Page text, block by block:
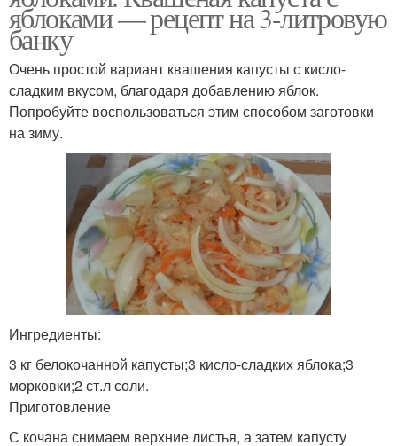
яблоками — рецепт на 3-литровую
банку
Очень простой вариант квашения капусты с кисло-
сладким вкусом, благодаря добавлению яблок.
Попробуйте воспользоваться этим способом заготовки
на зиму.
Ингредиенты:
3 кг белокочанной капусты;3 кисло-сладких яблока;3
морковки;2 ст.л соли.
Приготовление
С кочана снимаем верхние листья, а затем капусту